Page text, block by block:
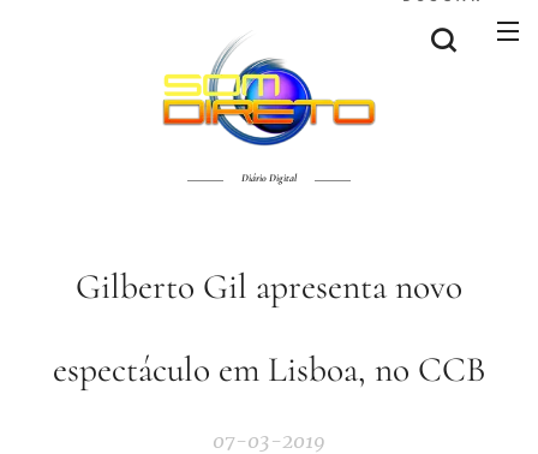
Diário Digital
Gilberto Gil apresenta novo
espectáculo em Lisboa, no CCB
07-03-2019